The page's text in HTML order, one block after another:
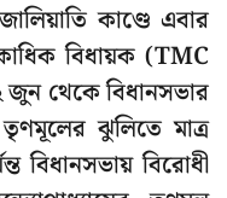
কাণ্ডে এবার
বিধায়ক (TMC
থেকে বিধানসভার
ঝুলিতে মাত্র
বিধানসভায় বিরোধী